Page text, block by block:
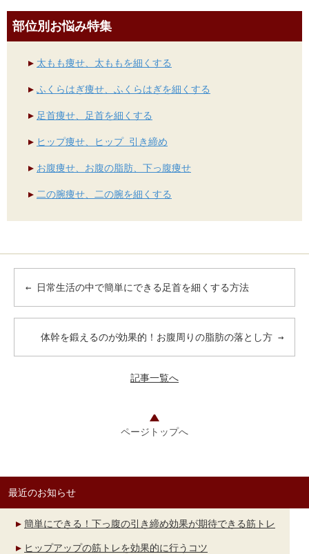
最近のお知らせ
簡単にできる！下っ腹の引き締め効果が期待できる筋トレ
ヒップアップの筋トレを効果的に行うコツ
部位別お悩み特集
太もも痩せ、太ももを細くする
ふくらはぎ痩せ、ふくらはぎを細くする
足首痩せ、足首を細くする
ヒップ痩せ、ヒップ 引き締め
お腹痩せ、お腹の脂肪、下っ腹痩せ
二の腕痩せ、二の腕を細くする
← 日常生活の中で簡単にできる足首を細くする方法
体幹を鍛えるのが効果的！お腹周りの脂肪の落とし方 →
記事一覧へ
ページトップへ